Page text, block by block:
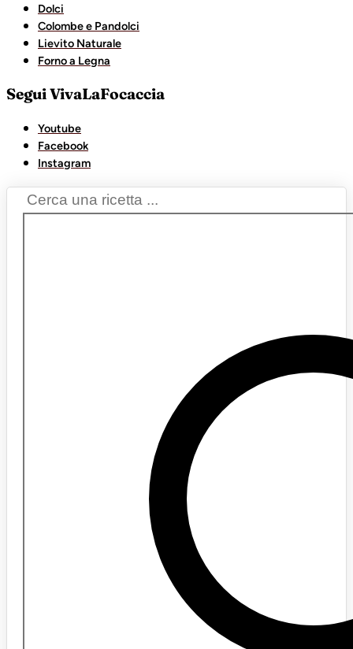
Dolci
Colombe e Pandolci
Lievito Naturale
Forno a Legna
Segui VivaLaFocaccia
Youtube
Facebook
Instagram
Search
...